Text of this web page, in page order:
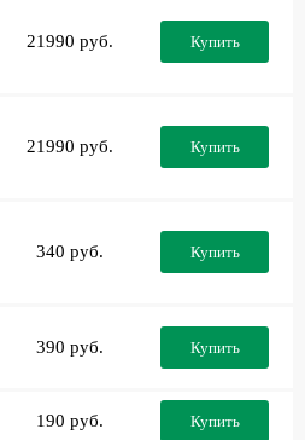
21990 руб. Купить
21990 руб. Купить
340 руб. Купить
390 руб. Купить
190 руб. Купить